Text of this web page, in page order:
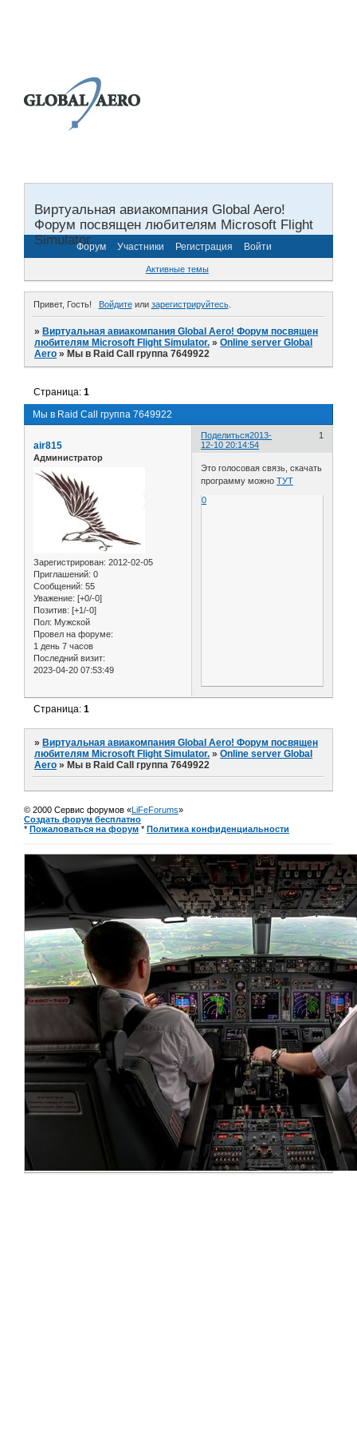
Виртуальная авиакомпания Global Aero!
Форум посвящен любителям Microsoft Flight
Simulator.
Форум Участники Регистрация Войти
Активные темы
Привет, Гость! Войдитеили зарегистрируйтесь.
»Виртуальная авиакомпания Global Aero! Форум посвящен
любителям Microsoft Flight Simulator. »Online server Global
Aero »Мы в Raid Call группа 7649922
Мы в Raid Call группа 7649922
Страница:1
Поделиться 1
2013-
12-10 20:14:54
air815
Администратор
Зарегистрирован: 2012-02-05
Приглашений: 0
Сообщений: 55
Уважение: [+0/-0]
Позитив: [+1/-0]
Пол: Мужской
Провел на форуме:
1 день 7 часов
Последний визит:
2023-04-20 07:53:49
Это голосовая связь, скачать
программу можноТУТ
0
Страница:1
»Виртуальная авиакомпания Global Aero! Форум посвящен
любителям Microsoft Flight Simulator. »Online server Global
Aero »Мы в Raid Call группа 7649922
© 2000 Сервис форумов «LiFeForums»
Создать форум бесплатно
* Пожаловаться на форум * Политика конфиденциальности